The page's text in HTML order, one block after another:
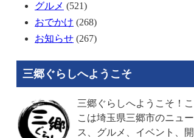
グルメ (521)
おでかけ (268)
お知らせ (267)
三郷ぐらしへようこそ
三郷ぐらしへようこそ！こ
こは埼玉県三郷市のニュー
ス、グルメ、イベント、開